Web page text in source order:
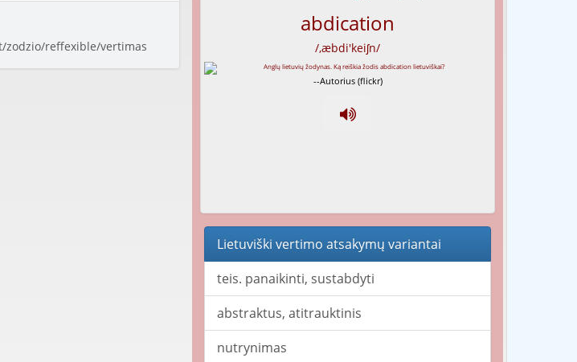
zodzio/reffexible/vertimas
abdication
/,æbdi'keiʃn/
--Autorius (flickr)
Lietuviški vertimo atsakymų variantai
teis. panaikinti, sustabdyti
abstraktus, atitrauktinis
nutrynimas